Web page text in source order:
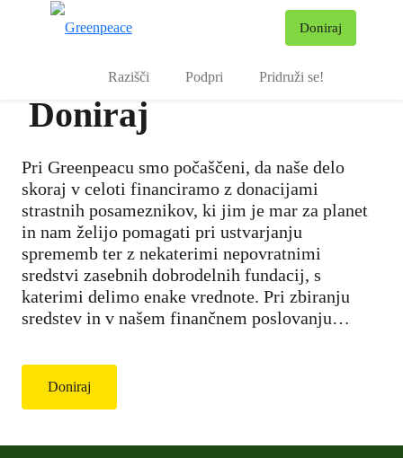
Doniraj
Razišči Podpri Pridruži se!
Doniraj
Pri Greenpeacu smo počaščeni, da naše delo
skoraj v celoti financiramo z donacijami
strastnih posameznikov, ki jim je mar za planet
in nam želijo pomagati pri ustvarjanju
sprememb ter z nekaterimi nepovratnimi
sredstvi zasebnih dobrodelnih fundacij, s
katerimi delimo enake vrednote. Pri zbiranju
sredstev in v našem finančnem poslovanju
regijski ravni javno poročamo o svojih
gospodarskih, okoljskih in družbenih rezultatih.
Te informacije vsakoletno delimo v naših
ki so dostopna na spletni straniGreenpeacea v
Doniraj